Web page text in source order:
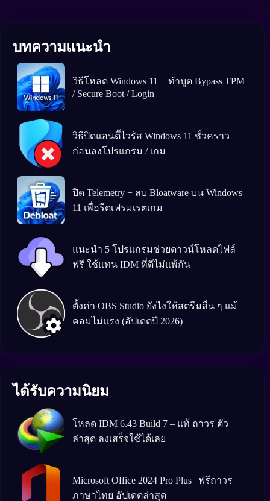
บทความแนะนำ
วิธีโหลด Windows 11 + ทำบูต Bypass TPM
/ Secure Boot / Login
วิธีปิดแอนตีัไวรัส Windows 11 ชั่วคราว
ก่อนลงโปรแกรม / เกม
ปิด Telemetry + ลบ Bloatware บน Windows
11 เพื่อรีดเฟรมเรตเกม
แนะนำ 5 โปรแกรมช่วยดาวน์โหลดไฟล์
ฟรี ใช้แทน IDM ที่ดีไม่แพ้กัน
ตั้งค่า OBS Studio ยังไงให้สตรีมลื่น ๆ แม้
คอมไม่แรง (อัปเดตปี 2026)
ได้รับความนิยม
โหลด IDM 6.43 Build 7 – แท้ ถาวร ตัว
ล่าสุด ลงเสร็จใช้ได้เลย
Microsoft Office 2024 Pro Plus | ฟรีถาวร
ภาษาไทย อัปเดตล่าสุด